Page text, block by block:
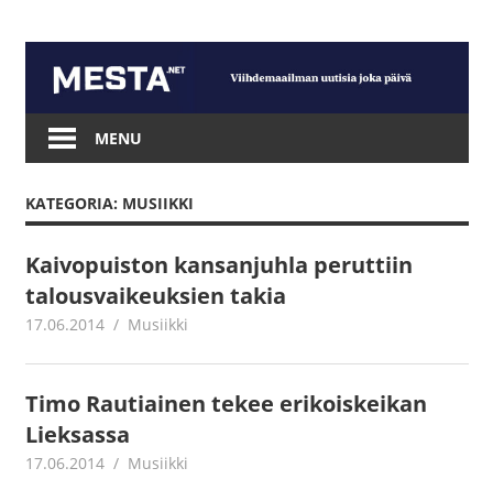
content
Mesta.net
MENU
KATEGORIA: MUSIIKKI
Kaivopuiston kansanjuhla peruttiin
talousvaikeuksien takia
17.06.2014 mestanet
Musiikki
Timo Rautiainen tekee erikoiskeikan
Lieksassa
17.06.2014 mestanet
Musiikki